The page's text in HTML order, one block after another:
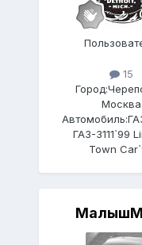
15
Город:
Москва
Автомобиль:
ГАЗ-3111`99
Town